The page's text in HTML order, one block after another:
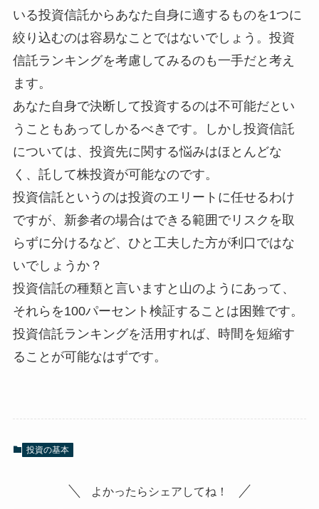
いる投資信託からあなた自身に適するものを1つに
絞り込むのは容易なことではないでしょう。投資
信託ランキングを考慮してみるのも一手だと考え
ます。
あなた自身で決断して投資するのは不可能だとい
うこともあってしかるべきです。しかし投資信託
については、投資先に関する悩みはほとんどな
く、託して株投資が可能なのです。
投資信託というのは投資のエリートに任せるわけ
ですが、新参者の場合はできる範囲でリスクを取
らずに分けるなど、ひと工夫した方が利口ではな
いでしょうか？
投資信託の種類と言いますと山のようにあって、
それらを100パーセント検証することは困難です。
投資信託ランキングを活用すれば、時間を短縮す
ることが可能なはずです。
投資の基本
よかったらシェアしてね！